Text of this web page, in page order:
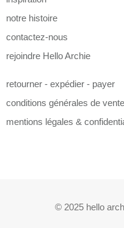
notre histoire
contactez-nous
rejoindre Hello Archie
retourner - expédier - payer
conditions générales de vente
mentions légales &
© 2025 hello